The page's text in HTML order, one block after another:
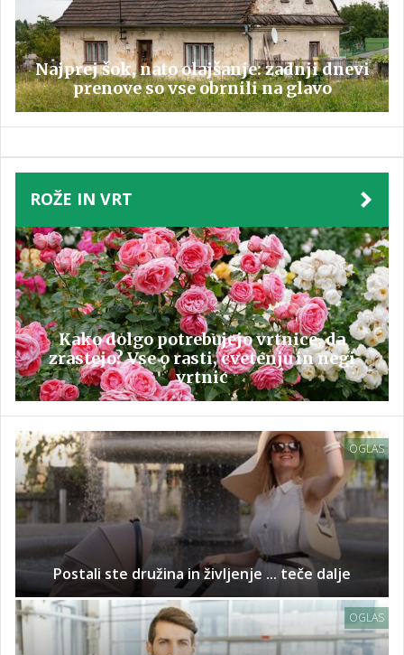
Najprej šok, nato olajšanje: zadnji dnevi
prenove so vse obrnili na glavo
ROŽE IN VRT
Kako dolgo potrebujejo vrtnice, da
zrastejo? Vse o rasti, cvetenju in negi
vrtnic
OGLAS
Postali ste družina in življenje ... teče dalje
OGLAS